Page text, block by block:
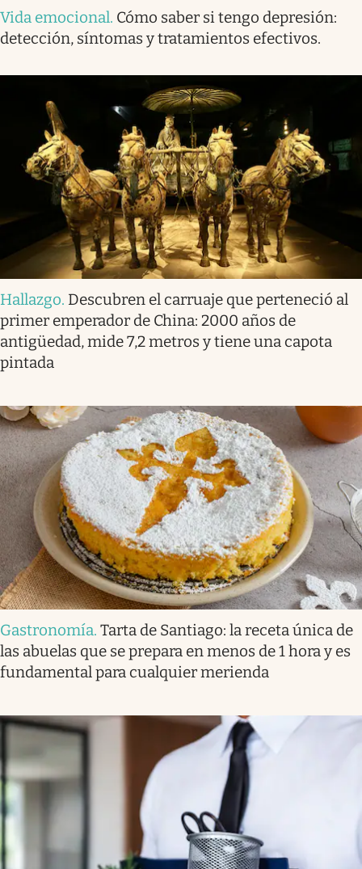
Vida emocional. Cómo saber si tengo depresión:
detección, síntomas y tratamientos efectivos.
Hallazgo. Descubren el carruaje que perteneció al
primer emperador de China: 2000 años de
antigüedad, mide 7,2 metros y tiene una capota
pintada
Gastronomía. Tarta de Santiago: la receta única de
las abuelas que se prepara en menos de 1 hora y es
fundamental para cualquier merienda